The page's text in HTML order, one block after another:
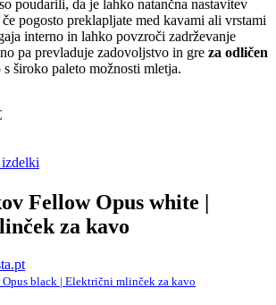
poudarili, da je lahko natančna nastavitev
pogosto preklapljate med kavami ali vrstami
interno in lahko povzroči zadrževanje
pa prevladuje zadovoljstvo in gre za odličen
s široko paleto možnosti mletja.
Fellow Opus white |
za kavo
black | Električni mlinček za kavo